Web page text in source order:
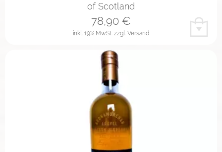
of Scotland
inkl. 19% MwSt. zzgl. Versand
78,90 €